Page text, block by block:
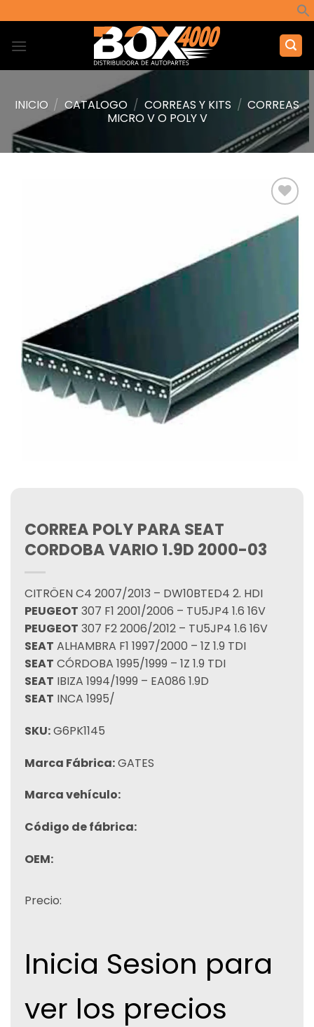
al
contenido
INICIO / CATALOGO / CORREAS Y KITS / CORREAS
MICRO V O POLY V
Añadir
a la
CORREA POLY PARA SEAT
CORDOBA VARIO 1.9D 2000-03
CITRÖEN C4 2007/2013 – DW10BTED4 2. HDI
PEUGEOT 307 F1 2001/2006 – TU5JP4 1.6 16V
PEUGEOT 307 F2 2006/2012 – TU5JP4 1.6 16V
SEAT ALHAMBRA F1 1997/2000 – 1Z 1.9 TDI
SEAT CÓRDOBA 1995/1999 – 1Z 1.9 TDI
SEAT IBIZA 1994/1999 – EA086 1.9D
SEAT INCA 1995/
SKU:G6PK1145
Marca Fábrica:GATES
Marca vehículo:
Código de fábrica:
OEM:
Precio:
Inicia Sesion para
ver los precios